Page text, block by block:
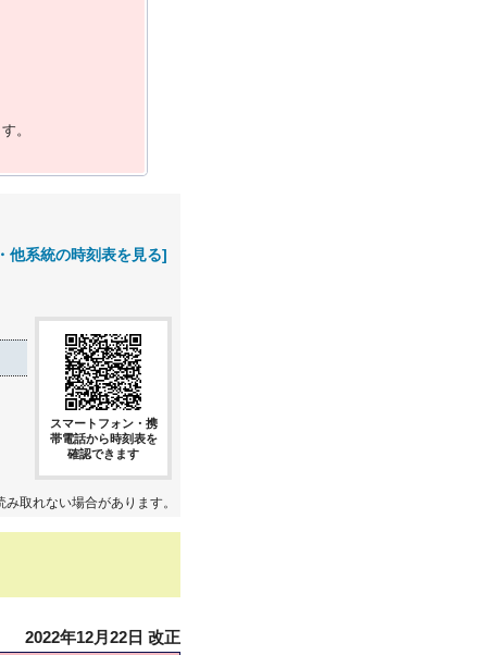
。
他系統の時刻表を見る]
スマートフォン・携
帯電話から時刻表を
確認できます
取れない場合があります。
2022年12月22日 改正